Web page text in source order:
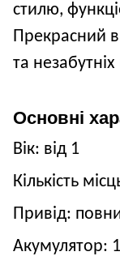
стилю,
Прекрасний
та
Основні
Вік: від 1
Кількість
Привід:
Акумулятор: